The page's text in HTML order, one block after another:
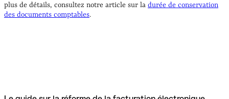
plus de détails, consultez notre article sur la durée de conservation
des documents comptables.